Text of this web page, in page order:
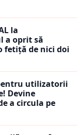
la
a oprit să
fetiță de nici doi
utilizatorii
Devine
a circula pe